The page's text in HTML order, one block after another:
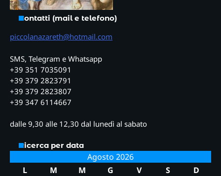
Contatti (mail e telefono)
piccolanazareth@hotmail.com
SMS, Telegram e Whatsapp
+39 351 7035091
+39 379 2823791
+39 379 2823807
+39 347 6114667
dalle 9,30 alle 12,30 dal lunedì al sabato
Ricerca per data
Agosto 2026
L
M M G V S D